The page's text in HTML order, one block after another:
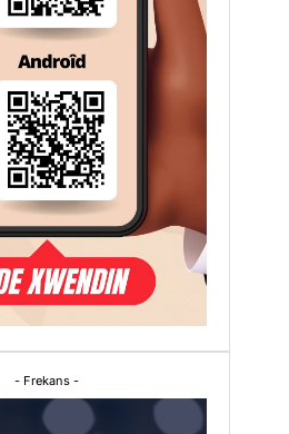
- Frekans -